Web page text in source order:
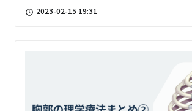
access_time 2023-02-15 19:31